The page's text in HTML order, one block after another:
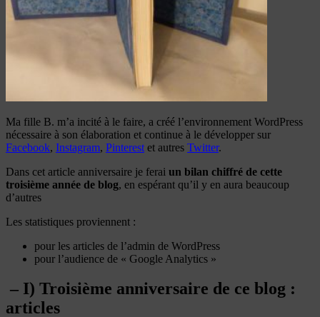
Ma fille B. m’a incité à le faire, a créé l’environnement WordPress
nécessaire à son élaboration et continue à le développer sur
Facebook, Instagram, Pinterest et autres Twitter.
Dans cet article anniversaire je ferai un bilan chiffré de cette
troisième année de blog, en espérant qu’il y en aura beaucoup
d’autres
Les statistiques proviennent :
pour les articles de l’admin de WordPress
pour l’audience de « Google Analytics »
– I) Troisième anniversaire de ce blog :
articles